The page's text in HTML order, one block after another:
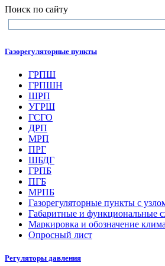
Поиск по сайту
Газорегуляторные пункты
ГРПШ
ГРПШН
ШРП
УГРШ
ГСГО
ДРП
МРП
ПРГ
ШБДГ
ГРПБ
ПГБ
МРПБ
Газорегуляторные пункты с
Габаритные и функциональные
Маркировка и обозначение
Опросный лист
Регуляторы давления